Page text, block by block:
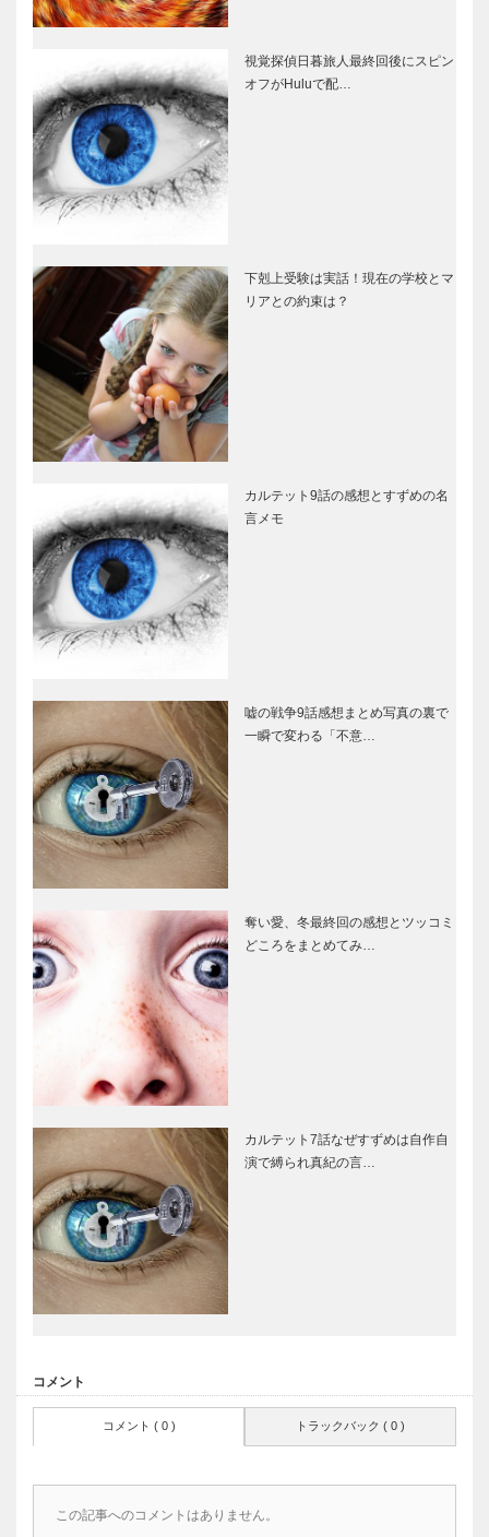
視覚探偵日暮旅人最終回後にスピン
オフがHuluで配…
下剋上受験は実話！現在の学校とマ
リアとの約束は？
カルテット9話の感想とすずめの名
言メモ
嘘の戦争9話感想まとめ写真の裏で
一瞬で変わる「不意…
奪い愛、冬最終回の感想とツッコミ
どころをまとめてみ…
カルテット7話なぜすずめは自作自
演で縛られ真紀の言…
コメント
コメント ( 0 ) トラックバック ( 0 )
この記事へのコメントはありません。